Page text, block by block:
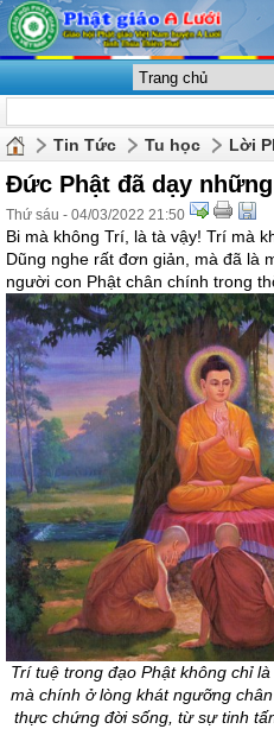
Tin Tức Tu học Lời
Đức Phật đã dạy
Thứ sáu - 04/03/2022 21:50
Bi mà không Trí, là tà vậy! Trí mà
Dũng nghe rất đơn giản, mà đã là
người con Phật chân chính trong
Trí tuệ trong đạo Phật không chỉ
mà chính ở lòng khát ngưỡng
thực chứng đời sống, từ sự tinh